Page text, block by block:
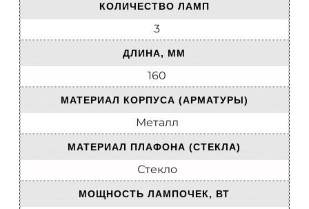
КОЛИЧЕСТВО ЛАМП
3
ДЛИНА, ММ
160
МАТЕРИАЛ КОРПУСА (АРМАТУРЫ)
Металл
МАТЕРИАЛ ПЛАФОНА (СТЕКЛА)
Стекло
МОЩНОСТЬ ЛАМПОЧЕК, ВТ